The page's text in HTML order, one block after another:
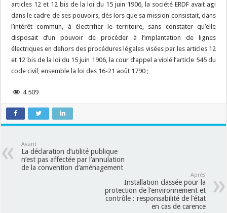
articles 12 et 12 bis de la loi du 15 juin 1906, la société ERDF avait agi
dans le cadre de ses pouvoirs, dès lors que sa mission consistait, dans
l’intérêt commun, à électrifier le territoire, sans constater qu’elle
disposait d’un pouvoir de procéder à l’implantation de lignes
électriques en dehors des procédures légales visées par les articles 12
et 12 bis de la loi du 15 juin 1906, la cour d’appel a violé l’article 545 du
code civil, ensemble la loi des 16-21 août 1790 ;
4 509
Avant
La déclaration d’utilité publique
n’est pas affectée par l’annulation
de la convention d’aménagement
Après
Installation classée pour la
protection de l’environnement et
contrôle : responsabilité de l’état
en cas de carence